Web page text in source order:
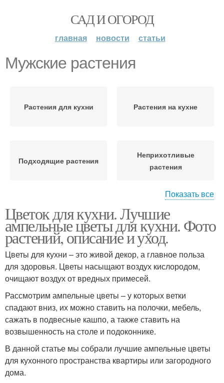
САД И ОГОРОД
главная новости статьи
Мужские растения
Растения для кухни Растения на кухне
Подходящие растения
Неприхотливые
растения
Комнатные растения
растения
Растения для спальни Съедобные растения
Растения для зоны
Показать все
Цветок для кухни. Лучшие
ампельные цветы для кухни. Фото
растений, описание и уход.
Цветы для кухни – это живой декор, а главное польза
для здоровья. Цветы насыщают воздух кислородом,
очищают воздух от вредных примесей.
Рассмотрим ампельные цветы – у которых ветки
спадают вниз, их можно ставить на полочки, мебель,
сажать в подвесные кашпо, а также ставить на
возвышенность на столе и подоконнике.
В данной статье мы собрали лучшие ампельные цветы
для кухонного пространства квартиры или загородного
дома.